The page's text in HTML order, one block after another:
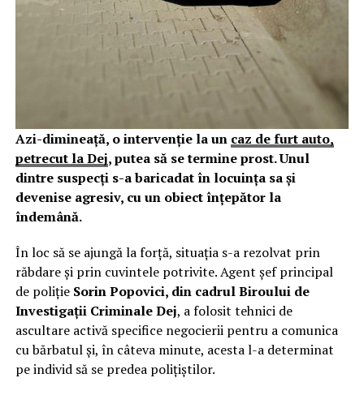
Azi-dimineață, o intervenție la un caz de furt auto,
petrecut la Dej, putea să se termine prost. Unul
dintre suspecți s-a baricadat în locuința sa și
devenise agresiv, cu un obiect înțepător la
îndemână.
În loc să se ajungă la forță, situația s-a rezolvat prin
răbdare și prin cuvintele potrivite. Agent șef principal
de poliție Sorin Popovici, din cadrul Biroului de
Investigații Criminale Dej, a folosit tehnici de
ascultare activă specifice negocierii pentru a comunica
cu bărbatul și, în câteva minute, acesta l-a determinat
pe individ să se predea polițiștilor.